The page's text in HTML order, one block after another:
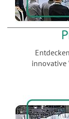
innovative